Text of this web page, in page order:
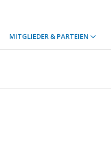
MITGLIEDER & PARTEIEN